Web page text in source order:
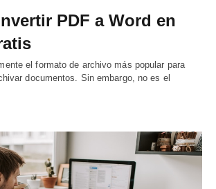
PDF a Word en
el formato de archivo más popular para
documentos. Sin embargo, no es el